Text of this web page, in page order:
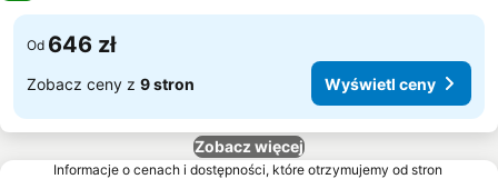
Od 646 zł
Zobacz ceny z 9 stron Wyświetl ceny
Zobacz więcej
Informacje o cenach i dostępności, które otrzymujemy od stron